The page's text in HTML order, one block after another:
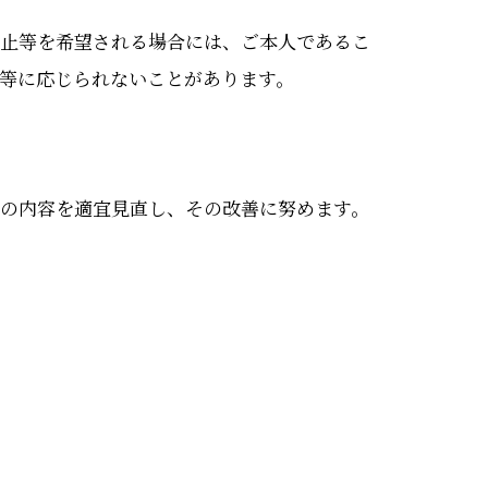
等を希望される場合には、ご本人であるこ
応じられないことがあります。
容を適宜見直し、その改善に努めます。